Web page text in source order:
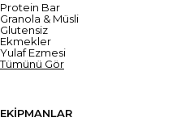
Protein Bar
Granola & Müsli
Glutensiz
Ekmekler
Yulaf Ezmesi
Tümünü Gör
EKİPMANLAR